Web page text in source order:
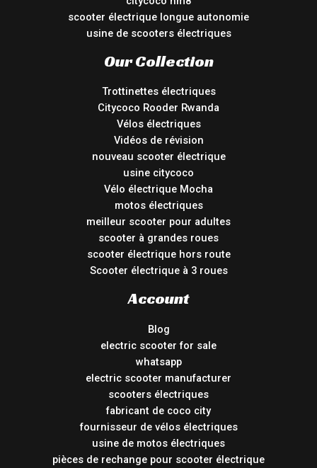
scooter électrique longue autonomie
usine de scooters électriques
Our Collection
Trottinettes électriques
Citycoco Rooder Rwanda
Vélos électriques
Vidéos de révision
nouveau scooter électrique
usine citycoco
Vélo électrique Mocha
motos électriques
meilleur scooter pour adultes
scooter à grandes roues
scooter électrique hors route
Scooter électrique à 3 roues
Account
Blog
electric scooter for sale
whatsapp
electric scooter manufacturer
scooters électriques
fabricant de coco city
fournisseur de vélos électriques
usine de motos électriques
pièces de rechange pour scooter électrique